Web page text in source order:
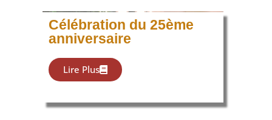
Célébration du 25ème
anniversaire
Lire Plus